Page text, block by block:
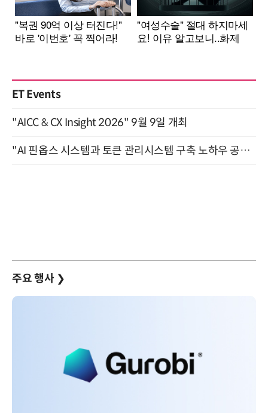
ET Events
"AICC & CX Insight 2026" 9월 9일 개최
"AI 핀옵스 시스템과 토큰 관리시스템 구축 노하우 공개" 잠실 한국광고문화회관 2층 대회의실 (8/21)
주요 행사 ❯